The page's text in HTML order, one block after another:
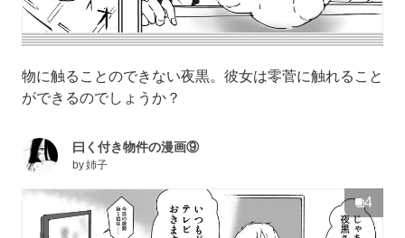
物に触ることのできない夜黒。彼女は零菅に触れること
ができるのでしょうか？
曰く付き物件の漫画⑨
by姉子
4